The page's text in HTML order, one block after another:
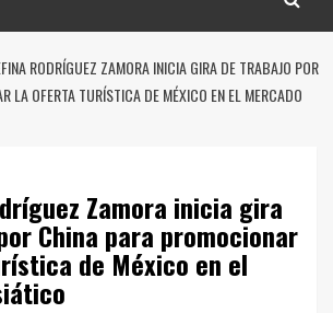
RODRÍGUEZ ZAMORA INICIA GIRA DE TRABAJO POR
LA OFERTA TURÍSTICA DE MÉXICO EN EL MERCADO
Zamora inicia gira
China para promocionar
de México en el